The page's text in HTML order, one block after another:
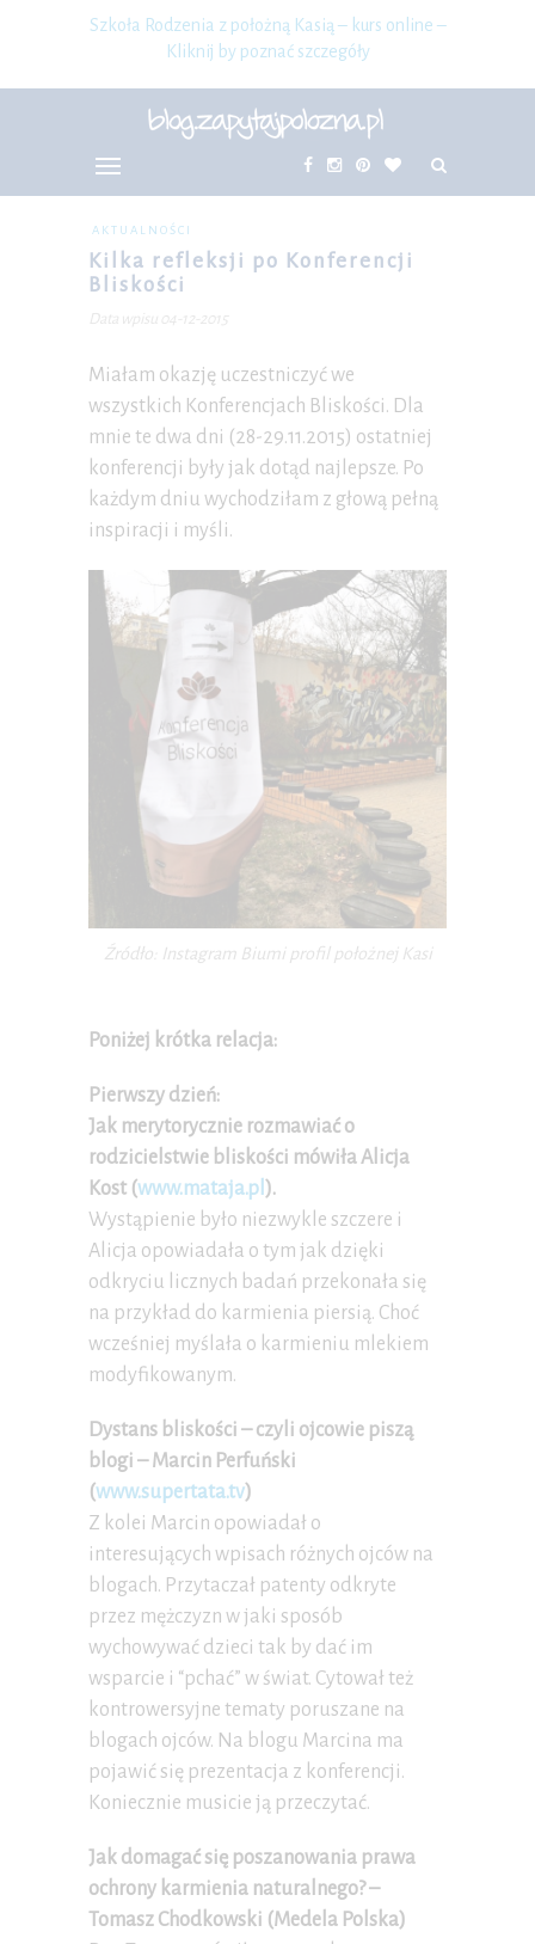
Szkoła Rodzenia z położną Kasią – kurs online –
Kliknij by poznać szczegóły
AKTUALNOŚCI
Kilka refleksji po Konferencji
Bliskości
Data wpisu 04-12-2015
Miałam okazję uczestniczyć we
wszystkich Konferencjach Bliskości. Dla
mnie te dwa dni (28-29.11.2015) ostatniej
konferencji były jak dotąd najlepsze. Po
każdym dniu wychodziłam z głową pełną
inspiracji i myśli.
Źródło: Instagram Biumi profil położnej Kasi
Poniżej krótka relacja:
Pierwszy dzień:
Jak merytorycznie rozmawiać o
rodzicielstwie bliskości mówiła Alicja
Kost (www.mataja.pl ).
Wystąpienie było niezwykle szczere i
Alicja opowiadała o tym jak dzięki
odkryciu licznych badań przekonała się
na przykład do karmienia piersią. Choć
wcześniej myślała o karmieniu mlekiem
modyfikowanym.
Dystans bliskości – czyli ojcowie piszą
blogi – Marcin Perfuński
(www.supertata.tv)
Z kolei Marcin opowiadał o
interesujących wpisach różnych ojców na
blogach. Przytaczał patenty odkryte
przez mężczyzn w jaki sposób
wychowywać dzieci tak by dać im
wsparcie i “pchać” w świat. Cytował też
kontrowersyjne tematy poruszane na
blogach ojców. Na blogu Marcina ma
pojawić się prezentacja z konferencji.
Koniecznie musicie ją przeczytać.
Jak domagać się poszanowania prawa
ochrony karmienia naturalnego? –
Tomasz Chodkowski (Medela Polska)